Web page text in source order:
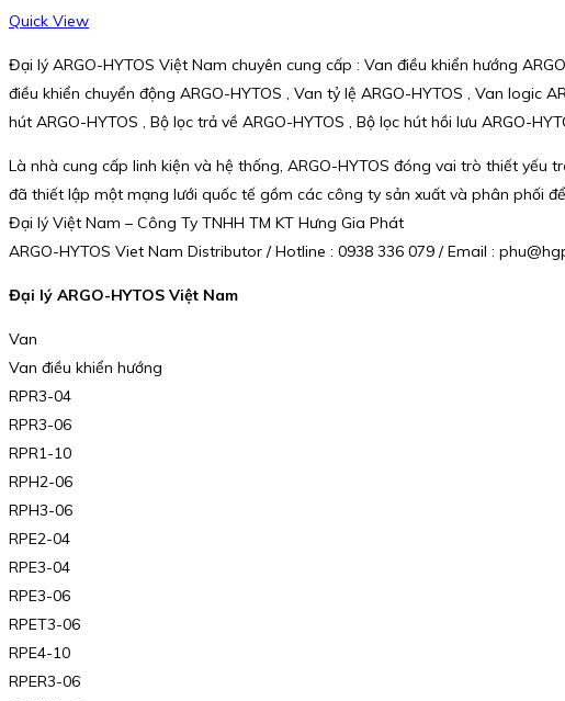
Quick View
Đại lý ARGO-HYTOS Việt Nam chuyên cung cấp : Van điều khiển hướng
điều khiển chuyển động ARGO-HYTOS , Van tỷ lệ ARGO-HYTOS , Van logic
hút ARGO-HYTOS , Bộ lọc trả về ARGO-HYTOS , Bộ lọc hút hồi lưu ARGO-
Là nhà cung cấp linh kiện và hệ thống, ARGO-HYTOS đóng vai trò thiết
đã thiết lập một mạng lưới quốc tế gồm các công ty sản xuất và phân phối
Đại lý Việt Nam – Công Ty TNHH TM KT Hưng Gia Phát
ARGO-HYTOS Viet Nam Distributor / Hotline : 0938 336 079 / Email :
Đại lý ARGO-HYTOS Việt Nam
Van
Van điều khiển hướng
RPR3-04
RPR3-06
RPR1-10
RPH2-06
RPH3-06
RPE2-04
RPE3-04
RPE3-06
RPET3-06
RPE4-10
RPER3-06